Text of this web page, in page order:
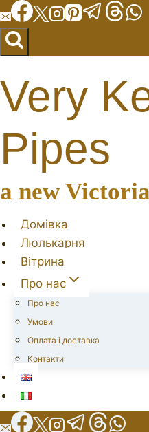
Перейти
до
вмісту
Very
Pipes
a new
Домівка
Люлькарня
Вітрина
Про нас
Про нас
Умови
Оплата і доставка
Контакти